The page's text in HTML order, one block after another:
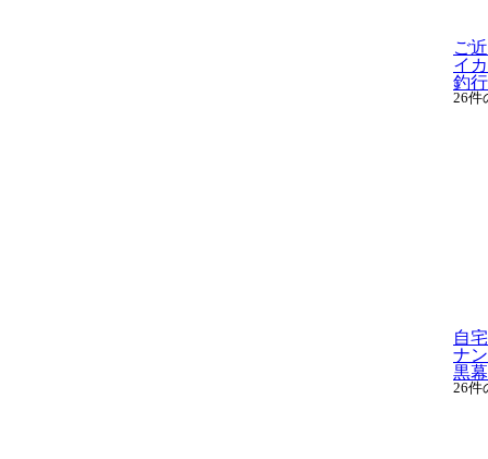
ご
イ
釣
26件
自
ナ
黒
26件